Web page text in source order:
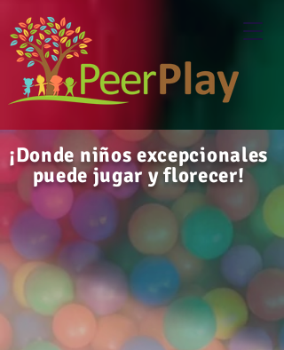
¡Donde niños excepcionales
puede jugar y florecer!